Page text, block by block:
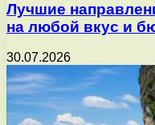
Лучшие
на любой вкус и
30.07.2026